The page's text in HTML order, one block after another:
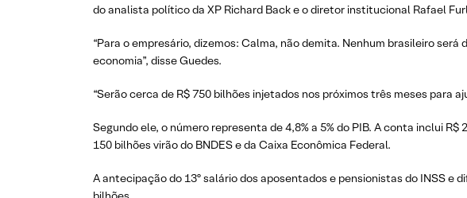
do analista político da XP Richard Back e o diretor institucional Rafael
“Para o empresário, dizemos: Calma, não demita. Nenhum brasileiro
economia”, disse Guedes.
“Serão cerca de R$ 750 bilhões injetados nos próximos três meses para
Segundo ele, o número representa de 4,8% a 5% do PIB. A conta inclui
150 bilhões virão do BNDES e da Caixa Econômica Federal.
A antecipação do 13º salário dos aposentados e pensionistas do INSS e